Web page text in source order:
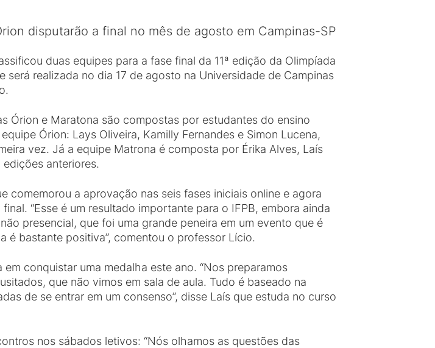
disputarão a final no mês de agosto em Campinas-SP
duas equipes para a fase final da 11ª edição da Olimpíada
será realizada no dia 17 de agosto na Universidade de Campinas
Órion e Maratona são compostas por estudantes do ensino
Órion: Lays Oliveira, Kamilly Fernandes e Simon Lucena,
vez. Já a equipe Matrona é composta por Érika Alves, Laís
anteriores.
comemorou a aprovação nas seis fases iniciais online e agora
“Esse é um resultado importante para o IFPB, embora ainda
presencial, que foi uma grande peneira em um evento que é
é bastante positiva”, comentou o professor Lício.
conquistar uma medalha este ano. “Nos preparamos
que não vimos em sala de aula. Tudo é baseado na
de se entrar em um consenso”, disse Laís que estuda no curso
nos sábados letivos: “Nós olhamos as questões das